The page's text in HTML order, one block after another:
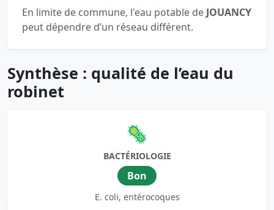
En limite de commune, l'eau potable de JOUANCY
peut dépendre d’un réseau différent.
Synthèse : qualité de l’eau du
robinet
🦠
BACTÉRIOLOGIE
Bon
E. coli, entérocoques